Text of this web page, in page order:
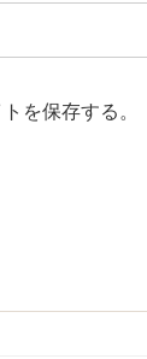
を保存する。